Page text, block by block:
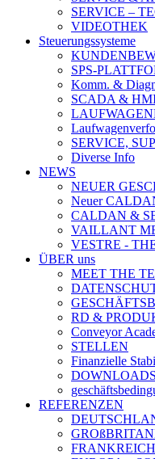
SERVICE –
VIDEOTHEK
Steuerungssysteme
SPS-
Komm. &
SCADA &
SERVICE,
Diverse Info
NEWS
NEUER
Neuer
CALDAN &
VAILLANT
VESTRE -
ÜBER uns
MEET THE
RD &
Conveyor
STELLEN
Finanzielle
DOWNLOADS
REFERENZEN
FRANKREICH